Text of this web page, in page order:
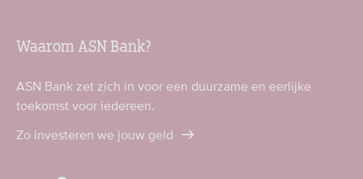
Waarom ASN Bank?
ASN Bank zet zich in voor een duurzame en eerlijke
toekomst voor iedereen.
Zo investeren we jouw geld